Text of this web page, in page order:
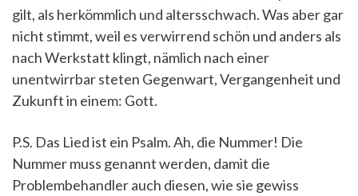
gilt, als herkömmlich und altersschwach. Was aber gar
nicht stimmt, weil es verwirrend schön und anders als
nach Werkstatt klingt, nämlich nach einer
unentwirrbar steten Gegenwart, Vergangenheit und
Zukunft in einem: Gott.
P.S. Das Lied ist ein Psalm. Ah, die Nummer! Die
Nummer muss genannt werden, damit die
Problembehandler auch diesen, wie sie gewiss